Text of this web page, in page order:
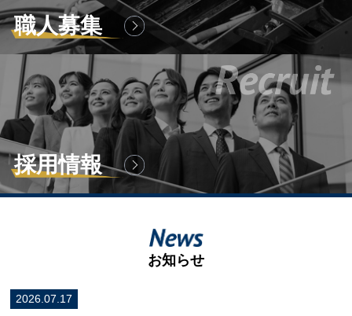
職人募集
採用情報
お知らせ
2026.07.17